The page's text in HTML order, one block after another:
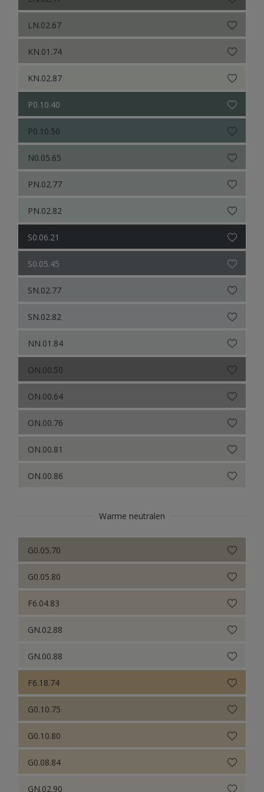
LN.02.67
KN.01.74
KN.02.87
P0.10.40
P0.10.50
N0.05.65
PN.02.77
PN.02.82
S0.06.21
S0.05.45
SN.02.77
SN.02.82
NN.01.84
ON.00.50
ON.00.64
ON.00.76
ON.00.81
ON.00.86
Warme neutralen
G0.05.70
G0.05.80
F6.04.83
GN.02.88
GN.00.88
F6.18.74
G0.10.75
G0.10.80
G0.08.84
GN.02.90